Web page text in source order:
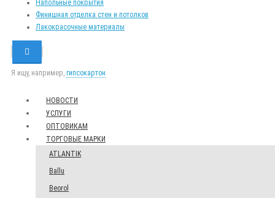
Напольные покрытия
Финишная отделка стен и потолков
Лакокрасочные материалы
Я ищу, например, гипсокартон
НОВОСТИ
УСЛУГИ
ОПТОВИКАМ
ТОРГОВЫЕ МАРКИ
ATLANTIK
Ballu
Beorol